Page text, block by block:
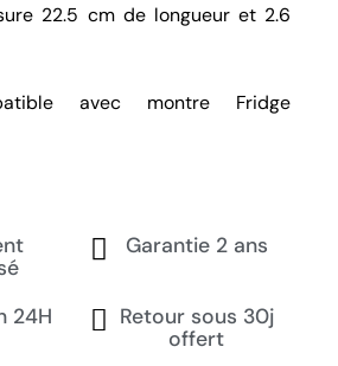
22.5 cm de longueur et 2.6
avec montre Fridge
Garantie 2 ans
24H
Retour sous 30j
offert